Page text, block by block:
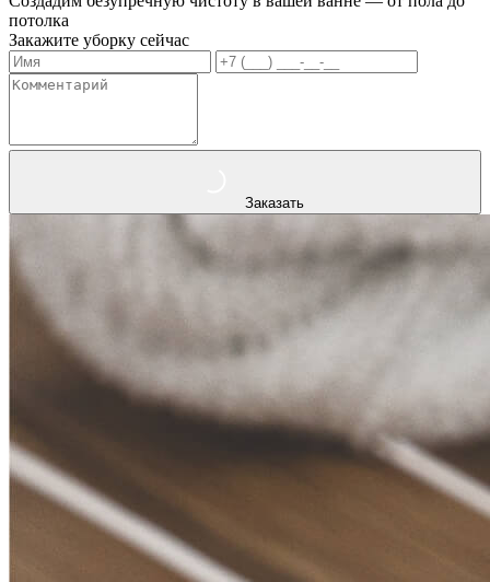
потолка
Закажите уборку сейчас
Заказать